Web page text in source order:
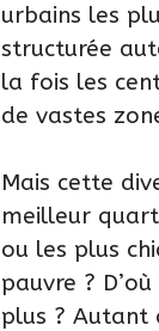
urbains les
structurée
la fois les
de vastes
Mais cette
meilleur
ou les plus
pauvre ?
plus ? Autant